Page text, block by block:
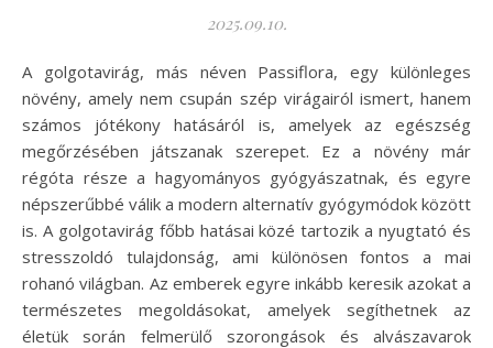
2025.09.10.
A golgotavirág, más néven Passiflora, egy különleges
növény, amely nem csupán szép virágairól ismert, hanem
számos jótékony hatásáról is, amelyek az egészség
megőrzésében játszanak szerepet. Ez a növény már
régóta része a hagyományos gyógyászatnak, és egyre
népszerűbbé válik a modern alternatív gyógymódok között
is. A golgotavirág főbb hatásai közé tartozik a nyugtató és
stresszoldó tulajdonság, ami különösen fontos a mai
rohanó világban. Az emberek egyre inkább keresik azokat a
természetes megoldásokat, amelyek segíthetnek az
életük során felmerülő szorongások és alvászavarok